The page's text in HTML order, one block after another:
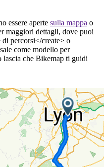
essere aperte sulla mappa o
maggiori dettagli, dove puoi
percorsi</create> o
come modello per
che Bikemap ti guidi